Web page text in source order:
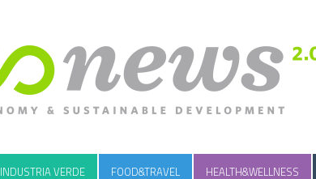
INDUSTRIA VERDE FOOD&TRAVEL HEALTH&WELLNESS